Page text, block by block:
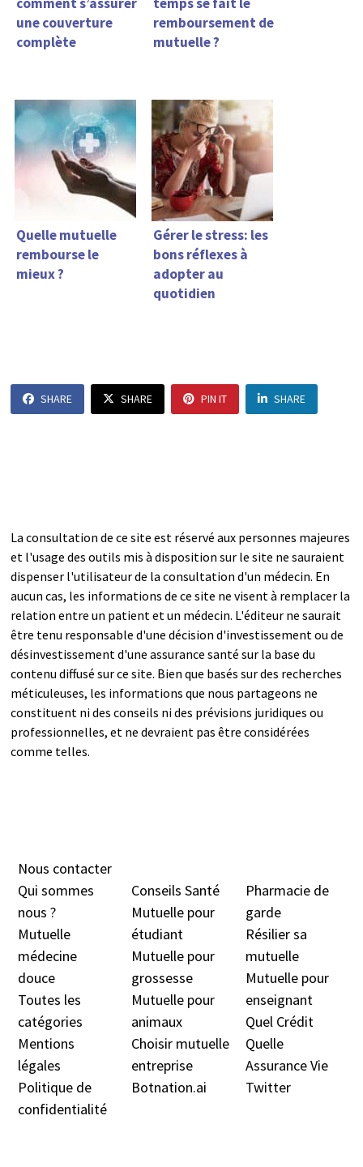
une couverture
complète
remboursement de
mutuelle ?
Quelle mutuelle
rembourse le
mieux ?
Gérer le stress: les
bons réflexes à
adopter au
quotidien
SHARE SHARE PIN IT SHARE
La consultation de ce site est réservé aux personnes majeures
et l'usage des outils mis à disposition sur le site ne sauraient
dispenser l'utilisateur de la consultation d'un médecin. En
aucun cas, les informations de ce site ne visent à remplacer la
relation entre un patient et un médecin. L'éditeur ne saurait
être tenu responsable d'une décision d'investissement ou de
désinvestissement d'une assurance santé sur la base du
contenu diffusé sur ce site. Bien que basés sur des recherches
méticuleuses, les informations que nous partageons ne
constituent ni des conseils ni des prévisions juridiques ou
professionnelles, et ne devraient pas être considérées
comme telles.
Nous contacter
Qui sommes
nous ?
Mutuelle
médecine
douce
Toutes les
catégories
Mentions
légales
Politique de
confidentialité
Conseils Santé
Mutuelle pour
étudiant
Mutuelle pour
grossesse
Mutuelle pour
animaux
Choisir mutuelle
entreprise
Botnation.ai
Pharmacie de
garde
Résilier sa
mutuelle
Mutuelle pour
enseignant
Quel Crédit
Quelle
Assurance Vie
Twitter